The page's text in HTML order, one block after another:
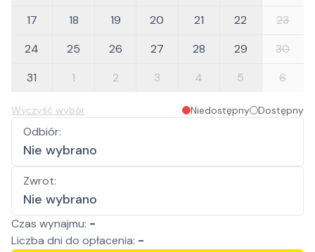
17
18 19 20 21 22
23
24
25 26 27 28 29
30
31
1 2 3 4 5 6
Wyczyść wybór Niedostępny Dostępny
Odbiór:
Nie wybrano
Zwrot:
Nie wybrano
Czas wynajmu: -
Liczba dni do opłacenia: -